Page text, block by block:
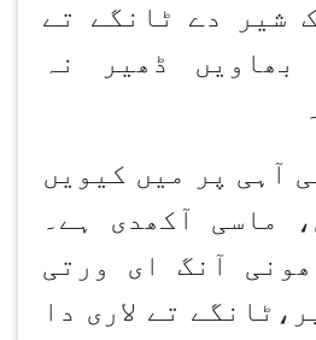
شیر دے ٹانگے تے
بھاویں ڈھیر نہ
آہی پر میں کیویں
ماسی آکھدی ہے۔
آنگ ای ورتی
تے لاری دا